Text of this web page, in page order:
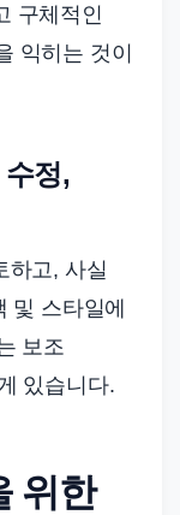
구체적인
익히는 것이
정,
하고, 사실
및 스타일에
보조
있습니다.
위한